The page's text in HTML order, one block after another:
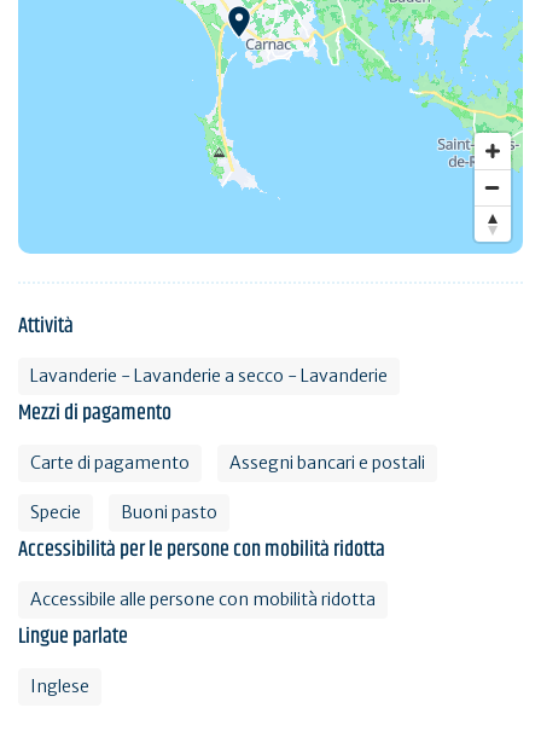
Attività
Lavanderie - Lavanderie a secco - Lavanderie
Mezzi di pagamento
Carte di pagamento Assegni bancari e postali
Specie Buoni pasto
Accessibilità per le persone con mobilità ridotta
Accessibile alle persone con mobilità ridotta
Lingue parlate
Inglese